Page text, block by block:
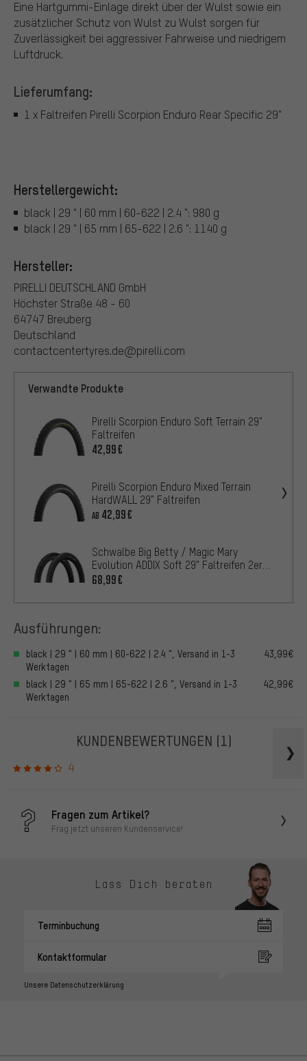
Eine Hartgummi-Einlage direkt über der Wulst sowie ein
zusätzlicher Schutz von Wulst zu Wulst sorgen für
Zuverlässigkeit bei aggressiver Fahrweise und niedrigem
Luftdruck.
Lieferumfang:
1 x Faltreifen Pirelli Scorpion Enduro Rear Specific 29"
Herstellergewicht:
black | 29 " | 60 mm | 60-622 | 2.4 ": 980 g
black | 29 " | 65 mm | 65-622 | 2.6 ": 1140 g
Hersteller:
PIRELLI DEUTSCHLAND GmbH
Höchster Straße 48 - 60
64747 Breuberg
Deutschland
contactcentertyres.de@pirelli.com
Verwandte Produkte
Pirelli Scorpion Enduro Soft Terrain 29"
Faltreifen
42,99€
Pirelli Scorpion Enduro Mixed Terrain
HardWALL 29" Faltreifen
AB 42,99€
Schwalbe Big Betty / Magic Mary
Evolution ADDIX Soft 29" Faltreifen 2er-
Set
68,99€
Ausführungen:
black | 29 " | 60 mm | 60-622 | 2.4 ", Versand in 1-3
Werktagen
43,99€
black | 29 " | 65 mm | 65-622 | 2.6 ", Versand in 1-3
Werktagen
42,99€
KUNDENBEWERTUNGEN (1)
4
Fragen zum Artikel?
Frag jetzt unseren Kundenservice!
Lass Dich beraten
Terminbuchung
Kontaktformular
Unsere Datenschutzerklärung